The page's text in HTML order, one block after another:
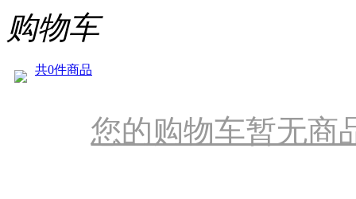
购物车
共0件商品
您的购物车暂无商